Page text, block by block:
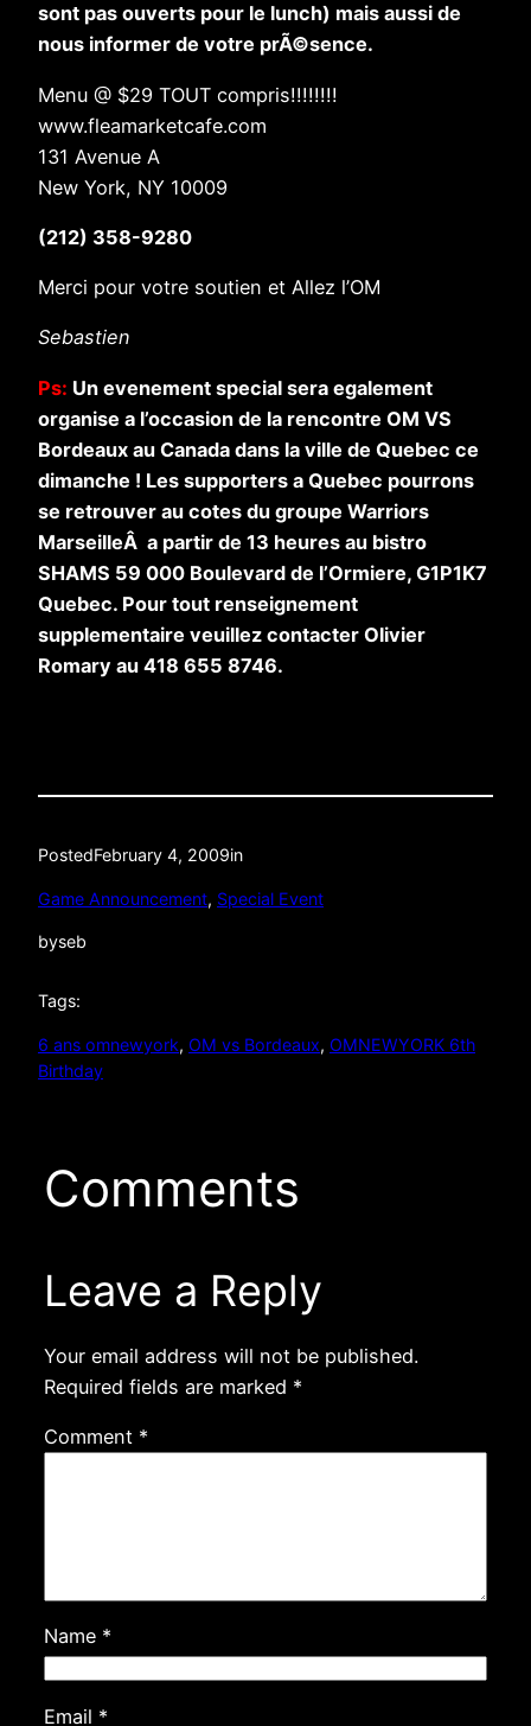
sont pas ouverts pour le lunch) mais aussi de
nous informer de votre prÃ©sence.
Menu @ $29 TOUT compris!!!!!!!!
www.fleamarketcafe.com
131 Avenue A
New York, NY 10009
(212) 358-9280
Merci pour votre soutien et Allez l’OM
Sebastien
Ps: Un evenement special sera egalement
organise a l’occasion de la rencontre OM VS
Bordeaux au Canada dans la ville de Quebec ce
dimanche ! Les supporters a Quebec pourrons
se retrouver au cotes du groupe Warriors
MarseilleÂ a partir de 13 heures au bistro
SHAMS 59 000 Boulevard de l’Ormiere, G1P1K7
Quebec. Pour tout renseignement
supplementaire veuillez contacter Olivier
Romary au 418 655 8746.
PostedFebruary 4, 2009in
Game Announcement, Special Event
byseb
Tags:
6 ans omnewyork, OM vs Bordeaux, OMNEWYORK 6th
Birthday
Comments
Leave a Reply
Your email address will not be published.
Required fields are marked *
Comment *
Name *
Email *